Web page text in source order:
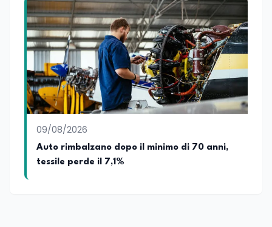
09/08/2026
Auto rimbalzano dopo il minimo di 70 anni,
tessile perde il 7,1%